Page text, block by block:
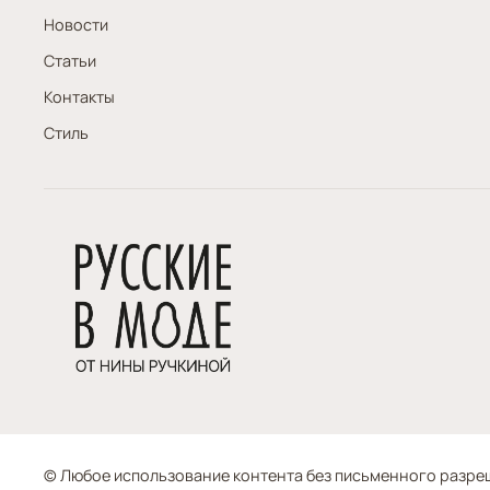
Новости
Статьи
Контакты
Стиль
© Любое использование контента без письменного